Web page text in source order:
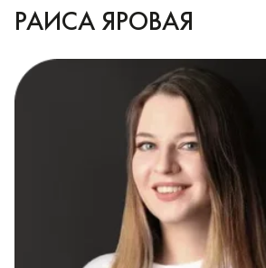
РАИСА ЯРОВАЯ